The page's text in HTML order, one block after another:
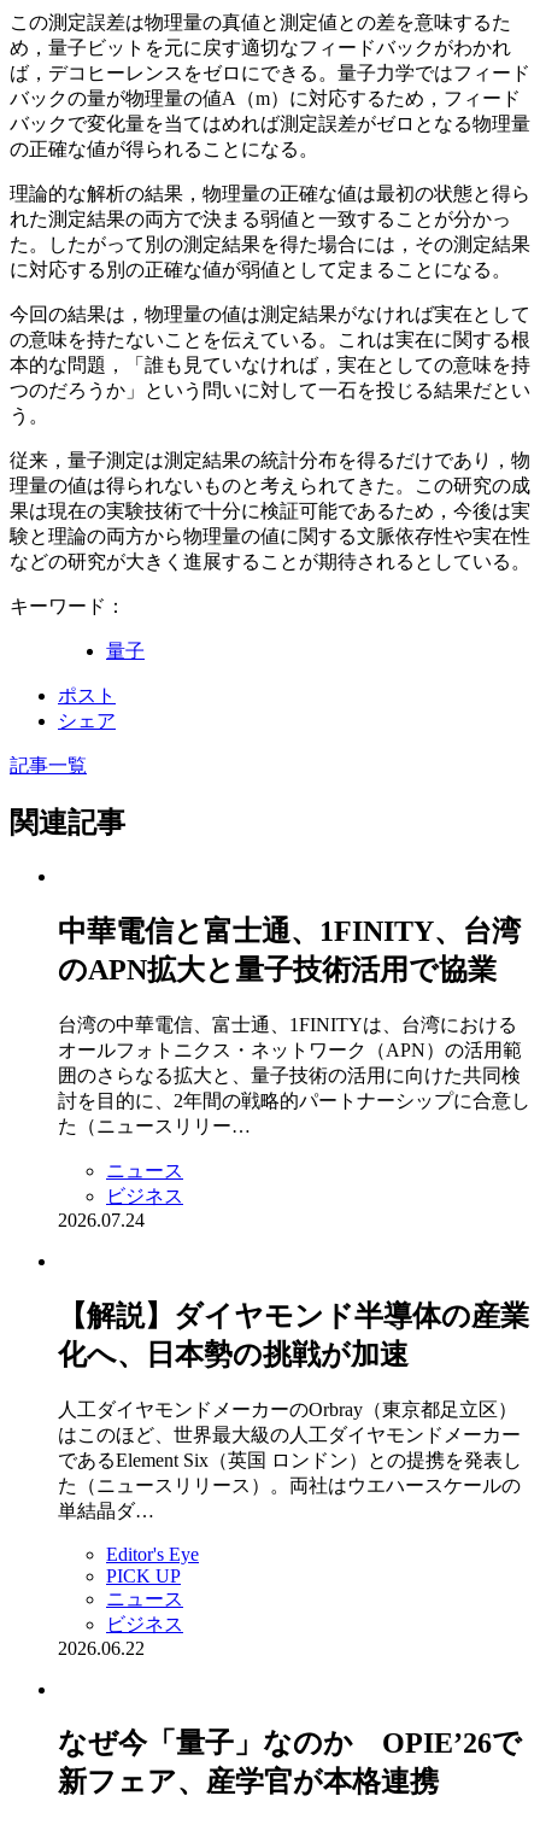
この測定誤差は物理量の真値と測定値との差を意味するた
め，量子ビットを元に戻す適切なフィードバックがわかれ
ば，デコヒーレンスをゼロにできる。量子力学ではフィード
バックの量が物理量の値A（m）に対応するため，フィード
バックで変化量を当てはめれば測定誤差がゼロとなる物理量
の正確な値が得られることになる。
理論的な解析の結果，物理量の正確な値は最初の状態と得ら
れた測定結果の両方で決まる弱値と一致することが分かっ
た。したがって別の測定結果を得た場合には，その測定結果
に対応する別の正確な値が弱値として定まることになる。
今回の結果は，物理量の値は測定結果がなければ実在として
の意味を持たないことを伝えている。これは実在に関する根
本的な問題，「誰も見ていなければ，実在としての意味を持
つのだろうか」という問いに対して一石を投じる結果だとい
う。
従来，量子測定は測定結果の統計分布を得るだけであり，物
理量の値は得られないものと考えられてきた。この研究の成
果は現在の実験技術で十分に検証可能であるため，今後は実
験と理論の両方から物理量の値に関する文脈依存性や実在性
などの研究が大きく進展することが期待されるとしている。
キーワード：
量子
ポスト
シェア
記事一覧
関連記事
中華電信と富士通、1FINITY、台湾
のAPN拡大と量子技術活用で協業
台湾の中華電信、富士通、1FINITYは、台湾における
オールフォトニクス・ネットワーク（APN）の活用範
囲のさらなる拡大と、量子技術の活用に向けた共同検
討を目的に、2年間の戦略的パートナーシップに合意し
た（ニュースリリー…
ニュース
ビジネス
2026.07.24
【解説】ダイヤモンド半導体の産業
化へ、日本勢の挑戦が加速
人工ダイヤモンドメーカーのOrbray（東京都足立区）
はこのほど、世界最大級の人工ダイヤモンドメーカー
であるElement Six（英国 ロンドン）との提携を発表し
た（ニュースリリース）。両社はウエハースケールの
単結晶ダ…
Editor's Eye
PICK UP
ニュース
ビジネス
2026.06.22
なぜ今「量子」なのか OPIE’26で
新フェア、産学官が本格連携